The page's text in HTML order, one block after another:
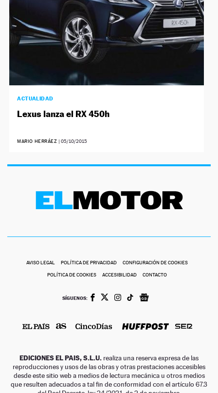
ACTUALIDAD
Lexus lanza el RX 450h
MARIO HERRÁEZ | 05/10/2015
AVISO LEGAL POLÍTICA DE PRIVACIDAD CONFIGURACIÓN DE COOKIES
POLÍTICA DE COOKIES ACCESIBILIDAD CONTACTO
SÍGUENOS:
EDICIONES EL PAIS, S.L.U. realiza una reserva expresa de las
reproducciones y usos de las obras y otras prestaciones accesibles
desde este sitio web a medios de lectura mecánica u otros medios
que resulten adecuados a tal fin de conformidad con el artículo 67.3